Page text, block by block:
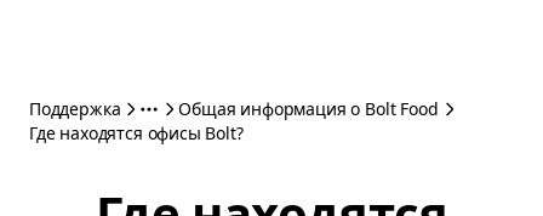
Поддержка
Общая информация о Bolt Food
Где находятся офисы Bolt?